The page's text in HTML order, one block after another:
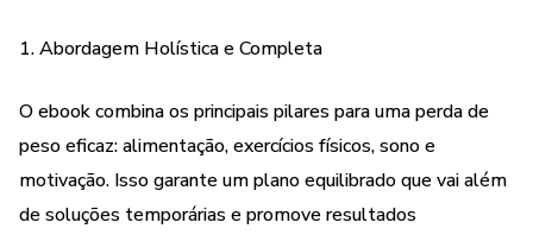
valiosas para manter o foco e vencer os desafios que
✔️ Sono e Saúde Integral: Entenda a crucial conexão entre
o descanso e o emagrecimento, promovendo mudanças
duradouras para uma vida mais saudável.
1. Abordagem Holística e Completa
O ebook combina os principais pilares para uma perda de
peso eficaz: alimentação, exercícios físicos, sono e
motivação. Isso garante um plano equilibrado que vai além
de soluções temporárias e promove resultados